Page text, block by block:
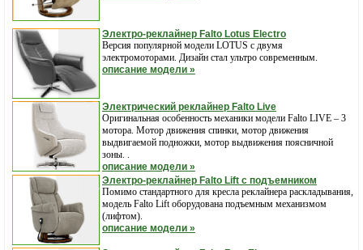
Электро-реклайнер Falto Lotus Electro
Версия популярной модели LOTUS c двумя
электромоторами. Дизайн стал ультро современным.
описание модели »
Электрический реклайнер Falto Live
Оригинальная особенность механики модели Falto LIVE – 3
мотора. Мотор движения спинки, мотор движения
выдвигаемой подножки, мотор выдвижения поясничной
зоны. .
описание модели »
Электро-реклайнер Falto Lift с подъемником
Помимо стандартного для кресла реклайнера раскладывания,
модель Falto Lift оборудована подъемным механизмом
(лифтом).
описание модели »